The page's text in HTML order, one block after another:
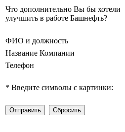
Что дополнительно Вы бы хотели
улучшить в работе Башнефть?
ФИО и должность
Название Компании
Телефон
* Введите символы с картинки: